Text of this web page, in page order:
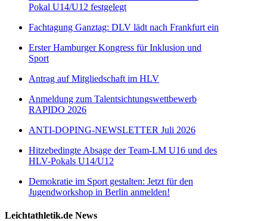
Pokal U14/U12 festgelegt
Fachtagung Ganztag: DLV lädt nach Frankfurt ein
Erster Hamburger Kongress für Inklusion und
Sport
Antrag auf Mitgliedschaft im HLV
Anmeldung zum Talentsichtungswettbewerb
RAPIDO 2026
ANTI-DOPING-NEWSLETTER Juli 2026
Hitzebedingte Absage der Team-LM U16 und des
HLV-Pokals U14/U12
Demokratie im Sport gestalten: Jetzt für den
Jugendworkshop in Berlin anmelden!
Leichtathletik.de News